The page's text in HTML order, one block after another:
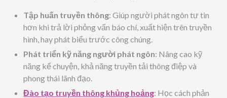
Tập huấn truyền thông: Giúp người phát ngôn tự tin
hơn khi trả lời phỏng vấn báo chí, xuất hiện trên truyền
hình, hay phát biểu trước công chúng.
Phát triển kỹ năng người phát ngôn: Nâng cao kỹ
năng kể chuyện, khả năng truyền tải thông điệp và
phong thái lãnh đạo.
Đào tạo truyền thông khủng hoảng: Học cách phản